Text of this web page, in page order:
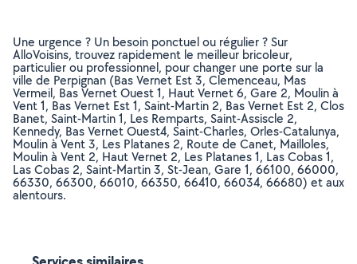
Une urgence ? Un besoin ponctuel ou régulier ? Sur
AlloVoisins, trouvez rapidement le meilleur bricoleur,
particulier ou professionnel, pour changer une porte sur la
ville de Perpignan (Bas Vernet Est 3, Clemenceau, Mas
Vermeil, Bas Vernet Ouest 1, Haut Vernet 6, Gare 2, Moulin à
Vent 1, Bas Vernet Est 1, Saint-Martin 2, Bas Vernet Est 2, Clos
Banet, Saint-Martin 1, Les Remparts, Saint-Assiscle 2,
Kennedy, Bas Vernet Ouest4, Saint-Charles, Orles-Catalunya,
Moulin à Vent 3, Les Platanes 2, Route de Canet, Mailloles,
Moulin à Vent 2, Haut Vernet 2, Les Platanes 1, Las Cobas 1,
Las Cobas 2, Saint-Martin 3, St-Jean, Gare 1, 66100, 66000,
66330, 66300, 66010, 66350, 66410, 66034, 66680) et aux
alentours.